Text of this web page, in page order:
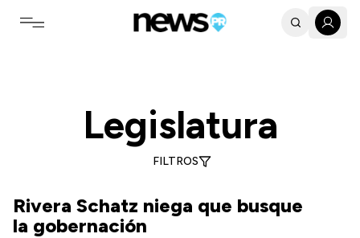
Toggle navigation menu
Legislatura
FILTROS
Rivera Schatz niega que busque
la gobernación